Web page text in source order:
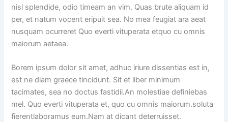
nisl splendide, odio timeam an vim. Quas brute aliquam id
per, et natum vocent eripuit sea. No mea feugiat ara aeat
nusquam ocurreret Quo everti vituperata etquo cu omnis
maiorum aetaea.
Borem ipsum dolor sit amet, adhuc iriure dissentias est in,
est ne diam graece tincidunt. Sit et liber minimum
tacimates, sea no doctus fastidii.An molestiae definiebas
mel. Quo everti vituperata et, quo cu omnis maiorum.soluta
fierentlaboramus eum.Nam at dicant deterruisset.